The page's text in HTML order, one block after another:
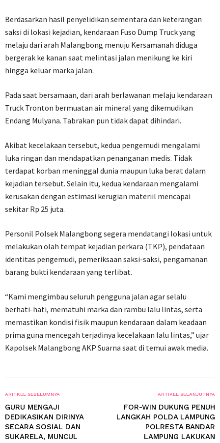
Berdasarkan hasil penyelidikan sementara dan keterangan
saksi di lokasi kejadian, kendaraan Fuso Dump Truck yang
melaju dari arah Malangbong menuju Kersamanah diduga
bergerak ke kanan saat melintasi jalan menikung ke kiri
hingga keluar marka jalan.
Pada saat bersamaan, dari arah berlawanan melaju kendaraan
Truck Tronton bermuatan air mineral yang dikemudikan
Endang Mulyana. Tabrakan pun tidak dapat dihindari.
Akibat kecelakaan tersebut, kedua pengemudi mengalami
luka ringan dan mendapatkan penanganan medis. Tidak
terdapat korban meninggal dunia maupun luka berat dalam
kejadian tersebut. Selain itu, kedua kendaraan mengalami
kerusakan dengan estimasi kerugian materiil mencapai
sekitar Rp 25 juta.
Personil Polsek Malangbong segera mendatangi lokasi untuk
melakukan olah tempat kejadian perkara (TKP), pendataan
identitas pengemudi, pemeriksaan saksi-saksi, pengamanan
barang bukti kendaraan yang terlibat.
“Kami mengimbau seluruh pengguna jalan agar selalu
berhati-hati, mematuhi marka dan rambu lalu lintas, serta
memastikan kondisi fisik maupun kendaraan dalam keadaan
prima guna mencegah terjadinya kecelakaan lalu lintas,” ujar
Kapolsek Malangbong AKP Suarna saat di temui awak media.
ARITKEL SEBELUMNYA
GURU MENGAJI
DEDIKASIKAN DIRINYA
SECARA SOSIAL DAN
SUKARELA, MUNCUL
ARTIKEL SELANJUTNYA
FOR-WIN DUKUNG PENUH
LANGKAH POLDA LAMPUNG
POLRESTA BANDAR
LAMPUNG LAKUKAN